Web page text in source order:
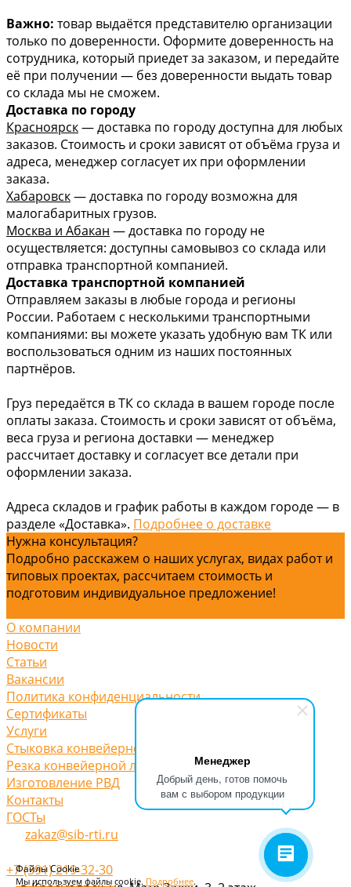
Менеджер
Добрый день, готов помочь
вам с выбором продукции
Файлы Cookie
Мы используем файлы cookie. Подробнее.
Важно: товар выдаётся представителю организации
только по доверенности. Оформите доверенность на
сотрудника, который приедет за заказом, и передайте
её при получении — без доверенности выдать товар
со склада мы не сможем.
Доставка по городу
Красноярск— доставка по городу доступна для любых
заказов. Стоимость и сроки зависят от объёма груза и
адреса, менеджер согласует их при оформлении
заказа.
Хабаровск— доставка по городу возможна для
малогабаритных грузов.
Москва и Абакан — доставка по городу не
осуществляется: доступны самовывоз со склада или
отправка транспортной компанией.
Доставка транспортной компанией
Отправляем заказы в любые города и регионы
России. Работаем с несколькими транспортными
компаниями: вы можете указать удобную вам ТК или
воспользоваться одним из наших постоянных
партнёров.
Груз передаётся в ТК со склада в вашем городе после
оплаты заказа. Стоимость и сроки зависят от объёма,
веса груза и региона доставки — менеджер
рассчитает доставку и согласует все детали при
оформлении заказа.
Адреса складов и график работы в каждом городе — в
разделе «Доставка». Подробнее о доставке
Нужна консультация?
Подробно расскажем о наших услугах, видах работ и
типовых проектах, рассчитаем стоимость и
подготовим индивидуальное предложение!
О компании
Новости
Статьи
Вакансии
Политика конфиденциальности
Сертификаты
Услуги
Стыковка конвейерной ленты
Резка конвейерной ленты
Изготовление РВД
Контакты
ГОСТы
zakaz@sib-rti.ru
+7 (391) 219-32-30